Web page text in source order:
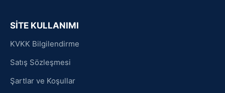
SİTE KULLANIMI
KVKK Bilgilendirme
Satış Sözleşmesi
Şartlar ve Koşullar